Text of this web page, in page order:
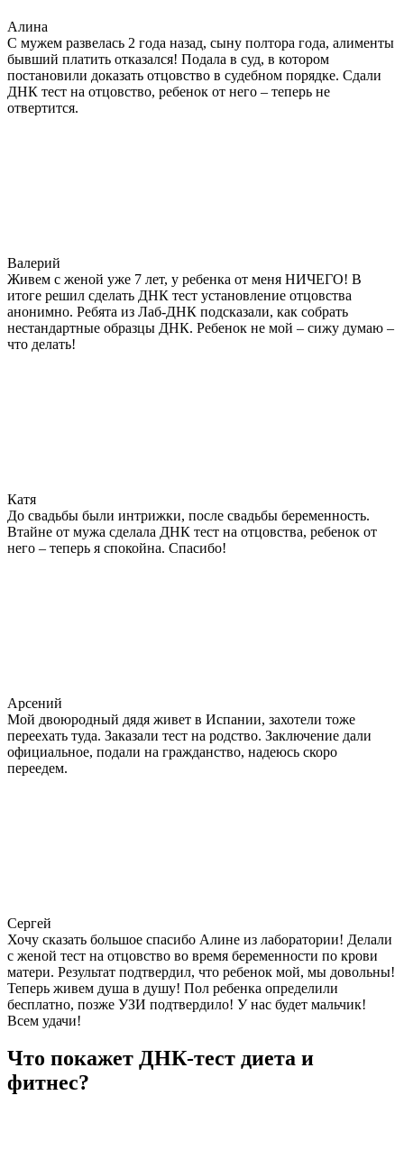
Алина
С мужем развелась 2 года назад, сыну полтора года, алименты
бывший платить отказался! Подала в суд, в котором
постановили доказать отцовство в судебном порядке. Сдали
ДНК тест на отцовство, ребенок от него – теперь не
отвертится.
Валерий
Живем с женой уже 7 лет, у ребенка от меня НИЧЕГО! В
итоге решил сделать ДНК тест установление отцовства
анонимно. Ребята из Лаб-ДНК подсказали, как собрать
нестандартные образцы ДНК. Ребенок не мой – сижу думаю –
что делать!
Катя
До свадьбы были интрижки, после свадьбы беременность.
Втайне от мужа сделала ДНК тест на отцовства, ребенок от
него – теперь я спокойна. Спасибо!
Арсений
Мой двоюродный дядя живет в Испании, захотели тоже
переехать туда. Заказали тест на родство. Заключение дали
официальное, подали на гражданство, надеюсь скоро
переедем.
Сергей
Хочу сказать большое спасибо Алине из лаборатории! Делали
с женой тест на отцовство во время беременности по крови
матери. Результат подтвердил, что ребенок мой, мы довольны!
Теперь живем душа в душу! Пол ребенка определили
бесплатно, позже УЗИ подтвердило! У нас будет мальчик!
Всем удачи!
Что покажет ДНК-тест диета и
фитнес?